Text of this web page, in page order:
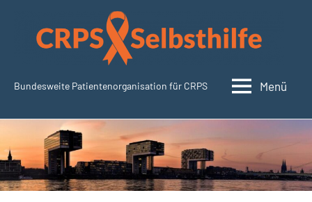
springen
CRPSSelbsthilfe.org
Bundesweite Patientenorganisation für CRPS Menü